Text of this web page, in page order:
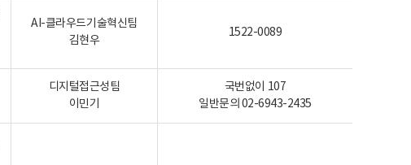
AI-클라우드기술혁신팀
김현우
1522-0089
디지털접근성팀
이민기
국번없이 107
일반문의 02-6943-2435